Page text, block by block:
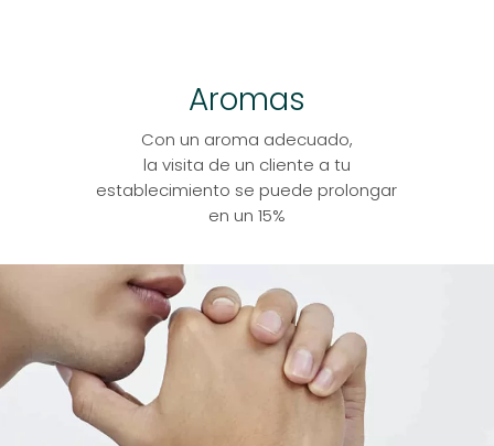
Aromas
Con un aroma adecuado,
la visita de un cliente a tu
establecimiento se puede prolongar
en un 15%